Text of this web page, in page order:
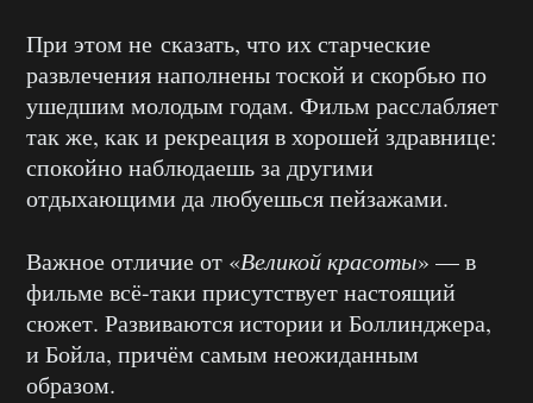
При этом не сказать, что их старческие
развлечения наполнены тоской и скорбью по
ушедшим молодым годам. Фильм расслабляет
так же, как и рекреация в хорошей здравнице:
спокойно наблюдаешь за другими
отдыхающими да любуешься пейзажами.
Важное отличие от «Великой красоты» — в
фильме всё-таки присутствует настоящий
сюжет. Развиваются истории и Боллинджера,
и Бойла, причём самым неожиданным
образом.